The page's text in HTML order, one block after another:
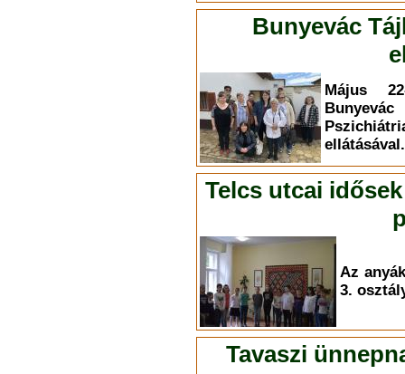
Bunyevác
Május
ellátásával.
Telcs utcai
Az
3.
Tavaszi